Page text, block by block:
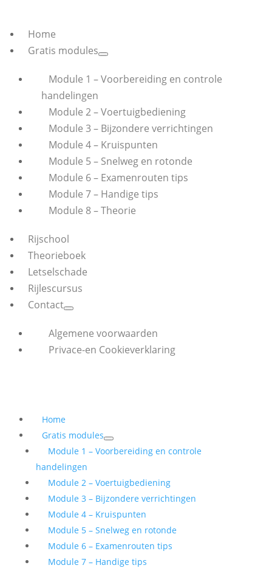
Home
Gratis modules
Module 1 – Voorbereiding en controle
handelingen
Module 2 – Voertuigbediening
Module 3 – Bijzondere verrichtingen
Module 4 – Kruispunten
Module 5 – Snelweg en rotonde
Module 6 – Examenrouten tips
Module 7 – Handige tips
Module 8 – Theorie
Rijschool
Theorieboek
Letselschade
Rijlescursus
Contact
Algemene voorwaarden
Privace-en Cookieverklaring
Home
Gratis modules
Module 1 – Voorbereiding en controle
handelingen
Module 2 – Voertuigbediening
Module 3 – Bijzondere verrichtingen
Module 4 – Kruispunten
Module 5 – Snelweg en rotonde
Module 6 – Examenrouten tips
Module 7 – Handige tips